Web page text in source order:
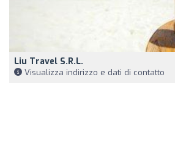
Liu Travel S.r.l.
Visualizza indirizzo e dati di contatto